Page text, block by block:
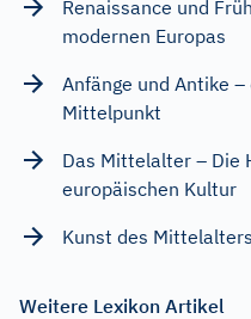
Renaissance und
modernen Europas
Anfänge und Antike
Mittelpunkt
Das Mittelalter – Die
europäischen Kultur
Kunst des
Weitere Lexikon Artikel